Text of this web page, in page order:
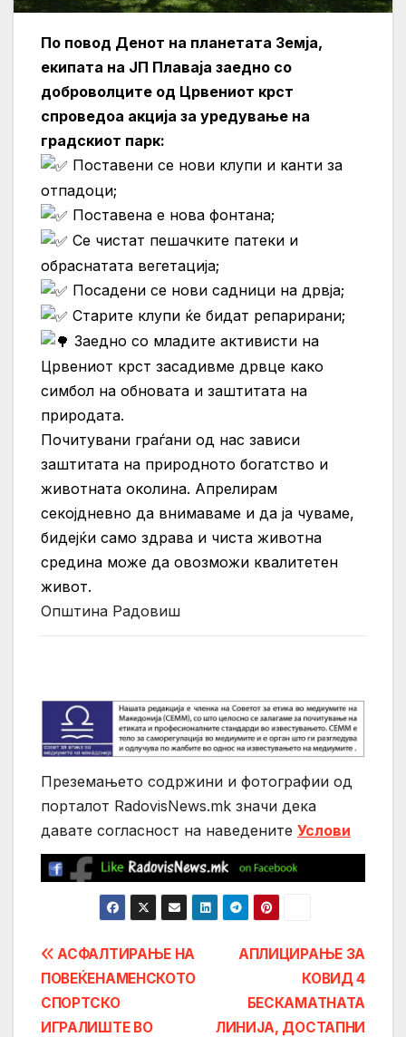
По повод Денот на планетата Земја,
екипата на ЈП Плаваја заедно со
доброволците од Црвениот крст
спроведоа акција за уредување на
градскиот парк:
Поставени се нови клупи и канти за
отпадоци;
Поставена е нова фонтана;
Се чистат пешачките патеки и
обраснатата вегетација;
Посадени се нови садници на дрвја;
Старите клупи ќе бидат репарирани;
Заедно со младите активисти на
Црвениот крст засадивме дрвце како
симбол на обновата и заштитата на
природата.
Почитувани граѓани од нас зависи
заштитата на природното богатство и
животната околина. Апрелирам
секојдневно да внимаваме и да ја чуваме,
бидејќи само здрава и чиста животна
средина може да овозможи квалитетен
живот.
Општина Радовиш
Преземањето содржини и фотографии од
порталот RadovisNews.mk значи дека
давате согласност на нaведените Услови
Post
navigation
АПЛИЦИРАЊЕ ЗА
КОВИД 4
БЕСКАМАТНАТА
ЛИНИЈА, ДОСТАПНИ
АСФАЛТИРАЊЕ НА
ПОВЕЌЕНАМЕНСКОТО
СПОРТСКО
ИГРАЛИШТЕ ВО